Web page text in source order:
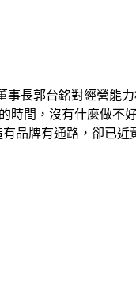
長郭台銘對經營
間，沒有什麼做
品牌有通路，卻已